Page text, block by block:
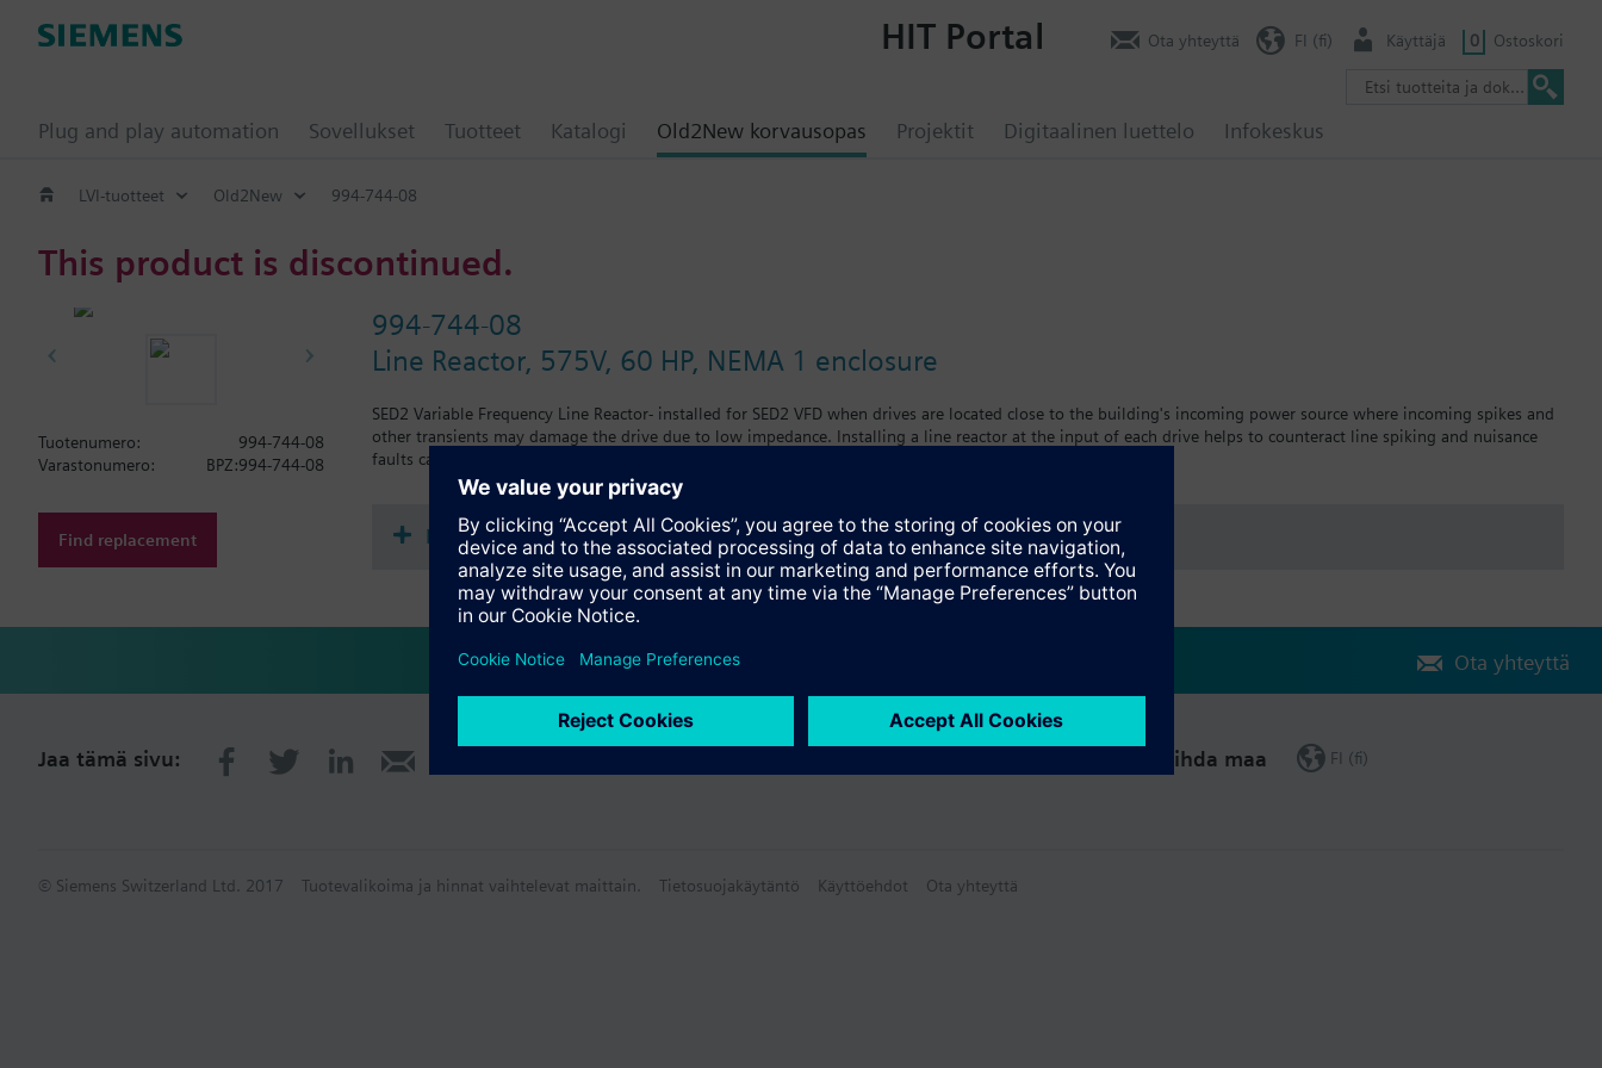
Plug and play automation Sovellukset Tuotteet Katalogi Old2New korvausopas Projektit Digitaalinen luettelo Infokeskus
HIT Portal Ota yhteyttä FI (fi) Käyttäjä 0 Ostoskori
LVI-tuotteet Old2New 994-744-08
This product is discontinued.
994-744-08
Line Reactor, 575V, 60 HP, NEMA 1 enclosure
SED2 Variable Frequency Line Reactor- installed for SED2 VFD when drives are located close to the building's incoming power source where incoming spikes and
other transients may damage the drive due to low impedance. Installing a line reactor at the input of each drive helps to counteract line spiking and nuisance
faults causing the drive to shut down.
Tuotenumero:
994-744-08
Varastonumero:
BPZ:994-744-08
Find replacement Dokumentaatio
Ota yhteyttä
Jaa tämä sivu: Vaihda maa FI (fi)
© Siemens Switzerland Ltd. 2017 Tuotevalikoima ja hinnat vaihtelevat maittain. Tietosuojakäytäntö Käyttöehdot Ota yhteyttä